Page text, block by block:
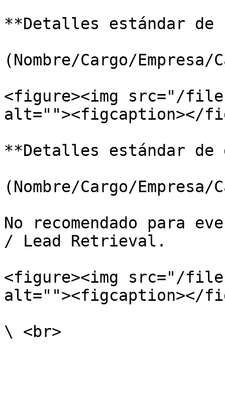
**Detalles estándar de
(Nombre/Cargo/
<figure><img src="/files/
alt=""><figcaption></
**Detalles estándar de
(Nombre/Cargo/
No recomendado para
/ Lead Retrieval.
<figure><img src="/
alt=""><figcaption></